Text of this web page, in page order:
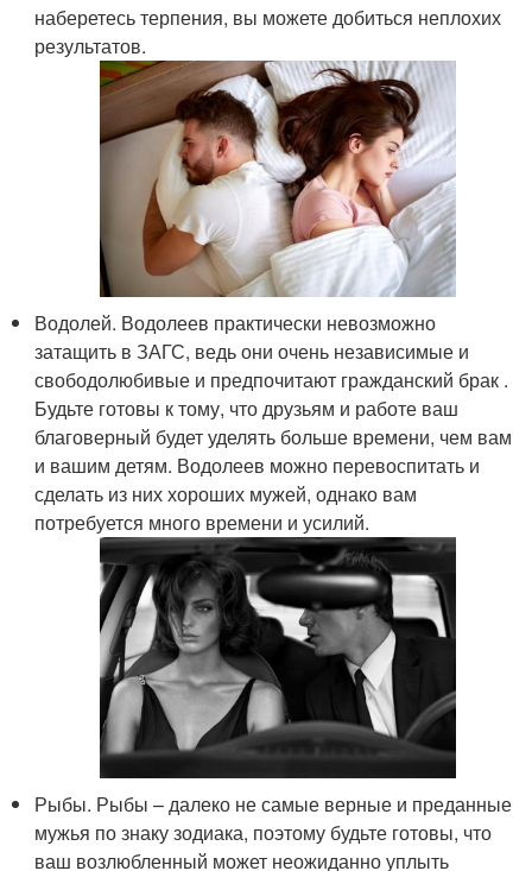
наберетесь терпения, вы можете добиться неплохих
результатов.
Водолей. Водолеев практически невозможно
затащить в ЗАГС, ведь они очень независимые и
свободолюбивые и предпочитают гражданский брак .
Будьте готовы к тому, что друзьям и работе ваш
благоверный будет уделять больше времени, чем вам
и вашим детям. Водолеев можно перевоспитать и
сделать из них хороших мужей, однако вам
потребуется много времени и усилий.
Рыбы. Рыбы – далеко не самые верные и преданные
мужья по знаку зодиака, поэтому будьте готовы, что
ваш возлюбленный может неожиданно уплыть